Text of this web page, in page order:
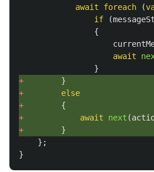
await
foreach (
if
(
{
await
}
+
}
+
else
+
{
+
await next (
+
}
};
}